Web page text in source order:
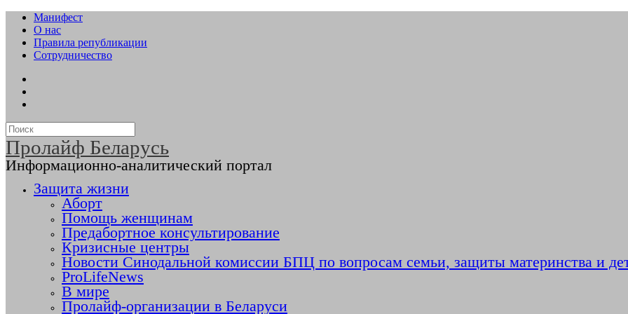
Манифест
О нас
Правила републикации
Сотрудничество
Пролайф Беларусь
Информационно-аналитический портал
Защита жизни
Аборт
Помощь женщинам
Предабортное консультирование
Кризисные центры
Новости Синодальной комиссии БПЦ по вопросам семьи, защиты материнства и
ProLifeNews
В мире
Пролайф-организации в Беларуси